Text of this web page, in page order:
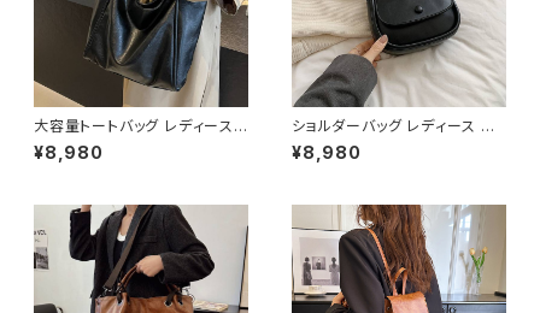
大容量トートバッグ レディース
ショルダーバッグ ワンショルダー
PUレザー シンプル 通勤バッグ
人コーデ ブラック ダークブラウ
ン ブラウン ホワイト ワンサイズ
K-B0266
¥8,980
ショルダーバッグ レディース ミ
ニバッグ ハンドバッグ 2WAYバ
ッグ コンパクトバッグ カジュア
ルバー ピンク ホワイト K-B02
99
¥8,980